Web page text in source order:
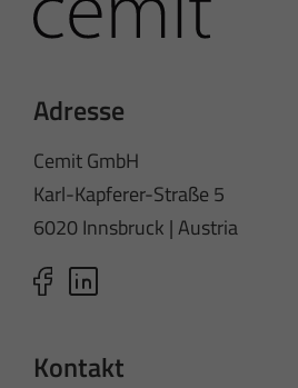
Adresse
Cemit GmbH
Karl-Kapferer-Straße 5
6020 Innsbruck | Austria
Kontakt